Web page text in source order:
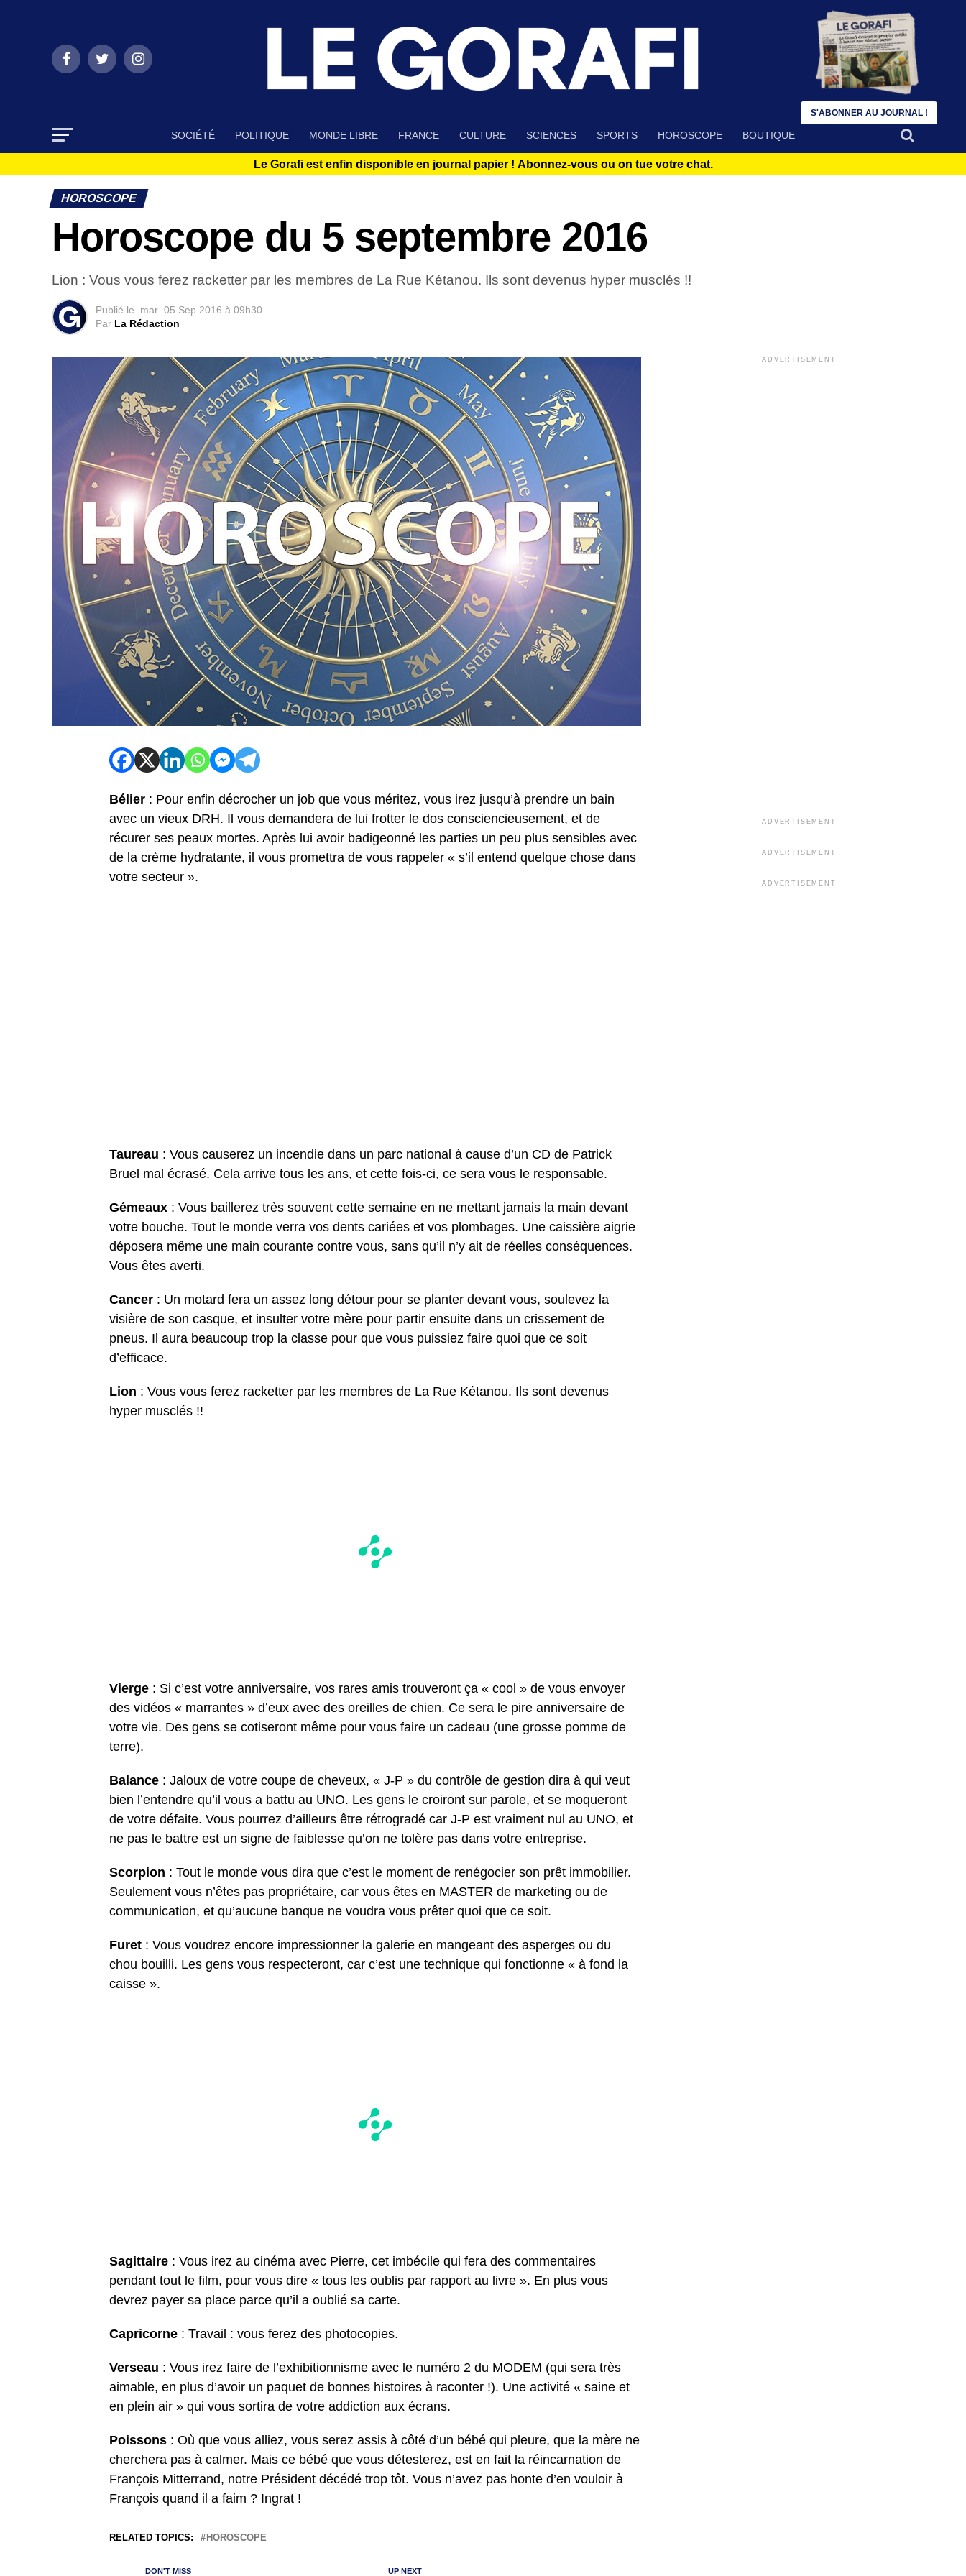
SOCIÉTÉ POLITIQUE MONDE LIBRE FRANCE CULTURE SCIENCES SPORTS HOROSCOPE BOUTIQUE
Le Gorafi est enfin disponible en journal papier ! Abonnez-vous ou on tue votre chat.
HOROSCOPE
Horoscope du 5 septembre 2016
Lion : Vous vous ferez racketter par les membres de La Rue Kétanou. Ils sont devenus hyper musclés !!
Publié le mar 05 Sep 2016 à 09h30
Par La Rédaction
Bélier : Pour enfin décrocher un job que vous méritez, vous irez jusqu’à prendre un bain
avec un vieux DRH. Il vous demandera de lui frotter le dos consciencieusement, et de
récurer ses peaux mortes. Après lui avoir badigeonné les parties un peu plus sensibles avec
de la crème hydratante, il vous promettra de vous rappeler « s’il entend quelque chose dans
votre secteur ».
Taureau : Vous causerez un incendie dans un parc national à cause d’un CD de Patrick
Bruel mal écrasé. Cela arrive tous les ans, et cette fois-ci, ce sera vous le responsable.
Gémeaux : Vous baillerez très souvent cette semaine en ne mettant jamais la main devant
votre bouche. Tout le monde verra vos dents cariées et vos plombages. Une caissière aigrie
déposera même une main courante contre vous, sans qu’il n’y ait de réelles conséquences.
Vous êtes averti.
Cancer : Un motard fera un assez long détour pour se planter devant vous, soulevez la
visière de son casque, et insulter votre mère pour partir ensuite dans un crissement de
pneus. Il aura beaucoup trop la classe pour que vous puissiez faire quoi que ce soit
d’efficace.
Lion : Vous vous ferez racketter par les membres de La Rue Kétanou. Ils sont devenus
hyper musclés !!
Vierge : Si c’est votre anniversaire, vos rares amis trouveront ça « cool » de vous envoyer
des vidéos « marrantes » d’eux avec des oreilles de chien. Ce sera le pire anniversaire de
votre vie. Des gens se cotiseront même pour vous faire un cadeau (une grosse pomme de
terre).
Balance : Jaloux de votre coupe de cheveux, « J-P » du contrôle de gestion dira à qui veut
bien l’entendre qu’il vous a battu au UNO. Les gens le croiront sur parole, et se moqueront
de votre défaite. Vous pourrez d’ailleurs être rétrogradé car J-P est vraiment nul au UNO, et
ne pas le battre est un signe de faiblesse qu’on ne tolère pas dans votre entreprise.
Scorpion : Tout le monde vous dira que c’est le moment de renégocier son prêt immobilier.
Seulement vous n’êtes pas propriétaire, car vous êtes en MASTER de marketing ou de
communication, et qu’aucune banque ne voudra vous prêter quoi que ce soit.
Furet : Vous voudrez encore impressionner la galerie en mangeant des asperges ou du
chou bouilli. Les gens vous respecteront, car c’est une technique qui fonctionne « à fond la
caisse ».
Sagittaire : Vous irez au cinéma avec Pierre, cet imbécile qui fera des commentaires
pendant tout le film, pour vous dire « tous les oublis par rapport au livre ». En plus vous
devrez payer sa place parce qu’il a oublié sa carte.
Capricorne : Travail : vous ferez des photocopies.
Verseau : Vous irez faire de l’exhibitionnisme avec le numéro 2 du MODEM (qui sera très
aimable, en plus d’avoir un paquet de bonnes histoires à raconter !). Une activité « saine et
en plein air » qui vous sortira de votre addiction aux écrans.
Poissons : Où que vous alliez, vous serez assis à côté d’un bébé qui pleure, que la mère ne
cherchera pas à calmer. Mais ce bébé que vous détesterez, est en fait la réincarnation de
François Mitterrand, notre Président décédé trop tôt. Vous n’avez pas honte d’en vouloir à
François quand il a faim ? Ingrat !
RELATED TOPICS: HOROSCOPE
UP NEXT
DON'T MISS
ADVERTISEMENT
ADVERTISEMENT
ADVERTISEMENT
ADVERTISEMENT
S'ABONNER AU JOURNAL !